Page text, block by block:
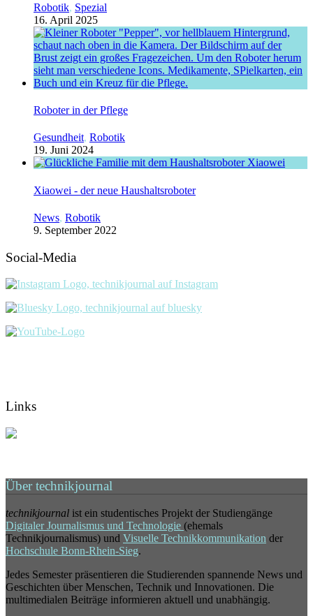
Robotik, Spezial
16. April 2025
Roboter in der Pflege
Gesundheit, Robotik
19. Juni 2024
Xiaowei - der neue Haushaltsroboter
News, Robotik
9. September 2022
Social-Media
Links
Über technikjournal
technikjournal ist ein studentisches Projekt der Studiengänge
Digitaler Journalismus und Technologie (ehemals
Technikjournalismus) und Visuelle Technikkommunikation der
Hochschule Bonn-Rhein-Sieg.
Jedes Semester präsentieren die Studierenden spannende News und
Geschichten über Menschen, Technik und Innovationen. Die
multimedialen Beiträge informieren aktuell und unabhängig.